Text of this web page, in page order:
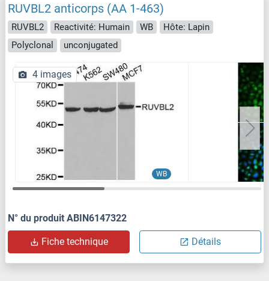
RUVBL2 anticorps (AA 1-463)
RUVBL2 Reactivité: Humain WB
Hôte: Lapin
Polyclonal
unconjugated
WB
4 images
N° du produit ABIN6147322
Fiche technique Détails